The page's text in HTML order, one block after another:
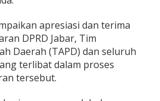
apresiasi dan terima
DPRD Jabar, Tim
Daerah (TAPD) dan seluruh
terlibat dalam proses
tersebut.